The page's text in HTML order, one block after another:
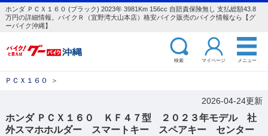
ホンダ ＰＣＸ１６０ (ブラック) 2023年 3981Km 156cc 自賠責保険無し 支払総額43.8
万円の詳細情報。バイクＲ（宜野湾大山本店）格安バイク販売のバイク情報なら【グ
ーバイク沖縄】
検索 マイページ メニュー
ＰＣＸ１６０ ＞
2026-04-24更新
ホンダ ＰＣＸ１６０ ＫＦ４７型 ２０２３年モデル 社
外スマホホルダー スマートキー スペアキー センター